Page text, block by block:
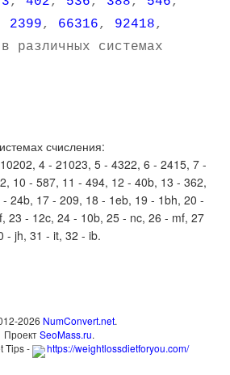
2399, 66316, 92418,
в различных системах
счисления:
4 - 21023, 5 - 4322, 6 - 2415, 7 -
10 - 587, 11 - 494, 12 - 40b, 13 - 362,
24b, 17 - 209, 18 - 1eb, 19 - 1bh, 20 -
23 - 12c, 24 - 10b, 25 - nc, 26 - mf, 27
- jh, 31 - it, 32 - ib.
2026 NumConvert.net.
ПроектSeoMass.ru.
Tips -
https://weightlossdietforyou.com/